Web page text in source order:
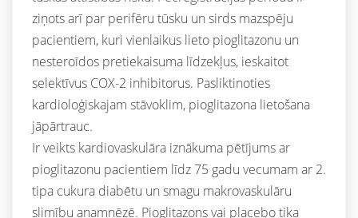
ziņots arī par perifēru tūsku un sirds mazspēju
pacientiem, kuri vienlaikus lieto pioglitazonu un
nesteroīdos pretiekaisuma līdzekļus, ieskaitot
selektīvus COX-2 inhibitorus. Pasliktinoties
kardioloģiskajam stāvoklim, pioglitazona lietošana
jāpārtrauc.
Ir veikts kardiovaskulāra iznākuma pētījums ar
pioglitazonu pacientiem līdz 75 gadu vecumam ar 2.
tipa cukura diabētu un smagu makrovaskulāru
slimību anamnēzē. Pioglitazons vai placebo tika